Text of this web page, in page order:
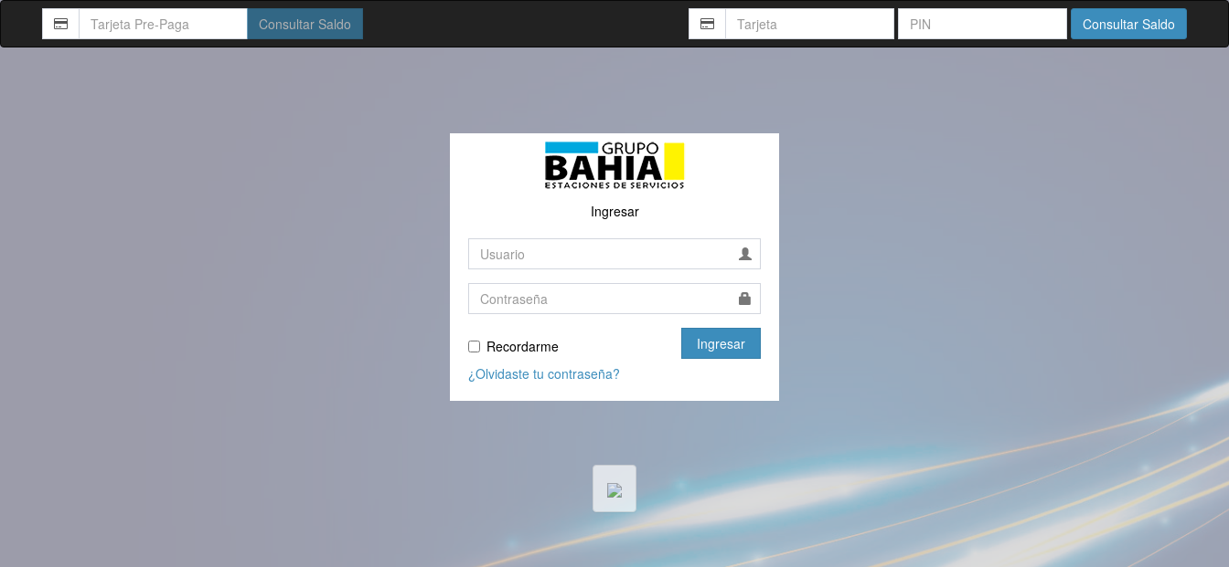
Consultar Saldo Consultar Saldo
Ingresar
Recordarme
Ingresar
¿Olvidaste tu contraseña?